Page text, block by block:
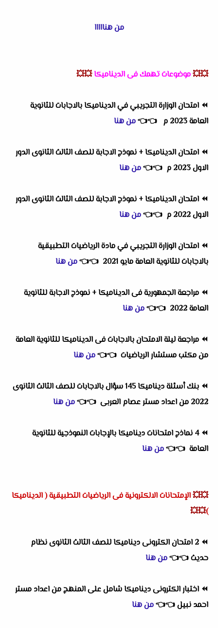
من هنااااا
💥💥موضوعات تهمك فى الديناميكا💥💥
⏪ امتحان الوزارة التجريبي في الديناميكا بالاجابات للثانوية
العامة 2023 م
👈
👈من هنا
⏪ امتحان الديناميكا + نموذج الاجابة للصف الثالث الثانوى الدور
الاول 2023 م
👈
👈من هنا
⏪ امتحان الديناميكا + نموذج الاجابة للصف الثالث الثانوى الدور
الاول 2022 م
👈
👈من هنا
⏪ امتحان الوزارة التجريبي في مادة الرياضيات التطبيقية
بالاجابات للثانوية العامة مايو 2021
👈
👈من هنا
⏪ مراجعة الجمهورية فى الديناميكا + نموذج الاجابة للثانوية
العامة 2022
👈
👈من هنا
⏪ مراجعة ليلة الامتحان بالاجابات فى الديناميكا للثانوية العامة
من مكتب مستشار الرياضيات 👈
👈من هنا
⏪
بنك أسئلة ديناميكا 145 سؤال بالاجابات للصف الثالث الثانوى
2022 من اعداد مستر عصام العربى
👈
👈من هنا
⏪ 4 نماذج امتحانات ديناميكا بالإجابات النموذجية للثانوية
العامة 👈
👈من هنا
💥💥الإمتحانات الالكترونية فىالرياضيات التطبيقية ( الديناميكا
)
💥💥
⏪
2 امتحان الكترونى ديناميكا للصف الثالث الثانوى نظام
حديث👈
👈من هنا
⏪ اختبار الكترونى ديناميكا شامل على المنهج من اعداد مستر
احمد نبيل👈
👈من هنا